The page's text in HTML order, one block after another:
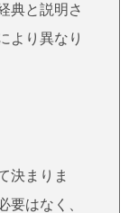
典と説明さ
より異なり
決まりま
要はなく、